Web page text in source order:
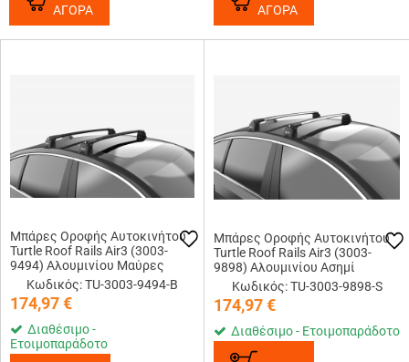
ΑΓΟΡΑ ΑΓΟΡΑ
Μπάρες Οροφής Αυτοκινήτου
Turtle Roof Rails Air3 (3003-
9494) Αλουμινίου Μαύρες
Κωδικός: TU-3003-9494-B
174,97€
Διαθέσιμο -
Ετοιμοπαράδοτο
Μπάρες Οροφής Αυτοκινήτου
Turtle Roof Rails Air3 (3003-
9898) Αλουμινίου Ασημί
Κωδικός: TU-3003-9898-S
174,97€
Διαθέσιμο - Ετοιμοπαράδοτο